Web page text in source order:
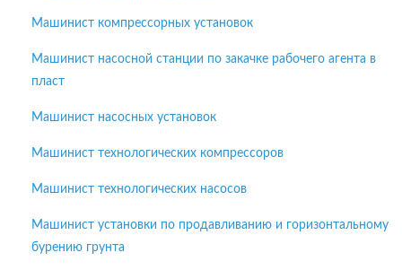
Машинист компрессорных установок
Машинист насосной станции по закачке рабочего агента в
пласт
Машинист насосных установок
Машинист технологических компрессоров
Машинист технологических насосов
Машинист установки по продавливанию и горизонтальному
бурению грунта